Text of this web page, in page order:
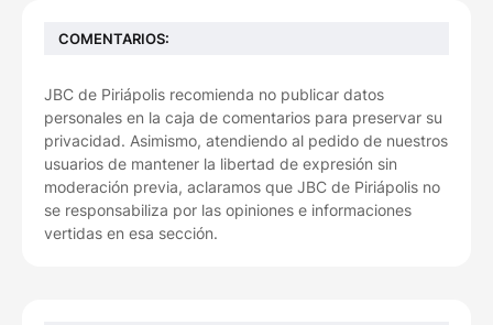
COMENTARIOS:
JBC de Piriápolis recomienda no publicar datos
personales en la caja de comentarios para preservar su
privacidad. Asimismo, atendiendo al pedido de nuestros
usuarios de mantener la libertad de expresión sin
moderación previa, aclaramos que JBC de Piriápolis no
se responsabiliza por las opiniones e informaciones
vertidas en esa sección.